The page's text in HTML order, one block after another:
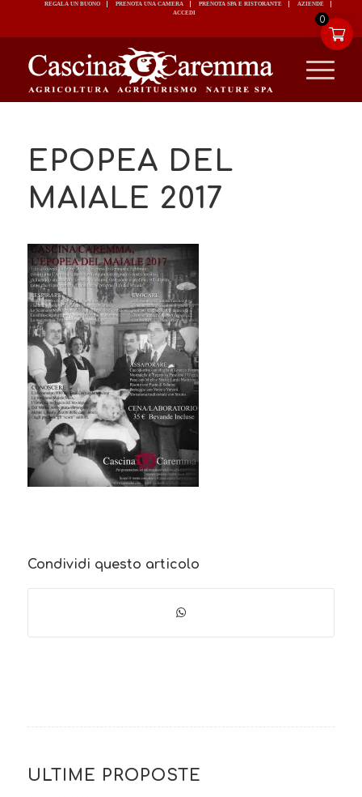
0
REGALA UN BUONO PRENOTA UNA CAMERA PRENOTA SPA E RISTORANTE
EPOPEA DEL
MAIALE 2017
Condividi questo articolo
ULTIME PROPOSTE